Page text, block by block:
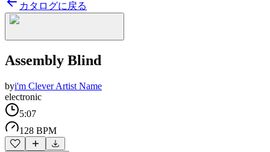
カタログに戻る
Assembly Blind
byi'm Clever Artist Name
electronic
5:07
128 BPM